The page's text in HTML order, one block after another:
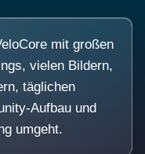
mit großen
vielen Bildern,
täglichen
Aufbau und
umgeht.